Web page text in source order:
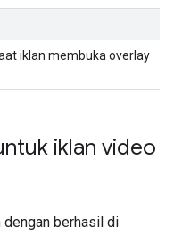
iklan membuka overlay
iklan video
berhasil di